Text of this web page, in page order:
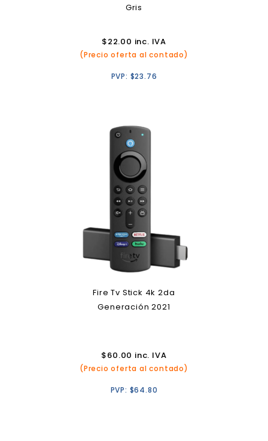
Gris
$22.00 inc. IVA
(Precio oferta al contado)
PVP: $23.76
Fire Tv Stick 4k 2da
Generación 2021
$60.00 inc. IVA
(Precio oferta al contado)
PVP: $64.80